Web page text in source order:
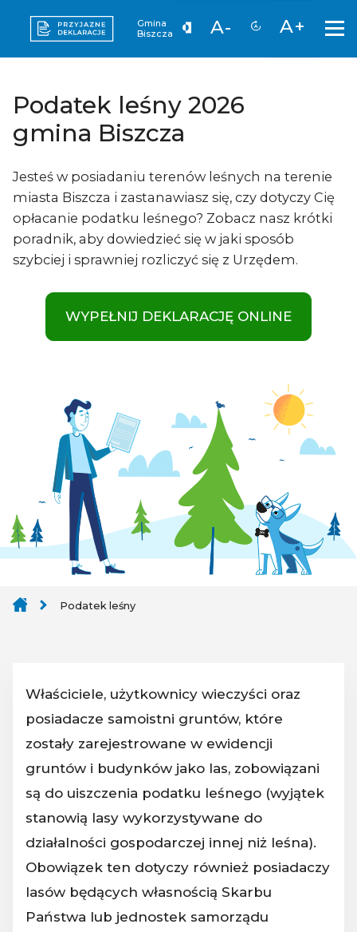
Gmina
Biszcza
A- A+
Podatek leśny 2026
gmina Biszcza
Jesteś w posiadaniu terenów leśnych na terenie
miasta Biszcza i zastanawiasz się, czy dotyczy Cię
opłacanie podatku leśnego? Zobacz nasz krótki
poradnik, aby dowiedzieć się w jaki sposób
szybciej i sprawniej rozliczyć się z Urzędem.
WYPEŁNIJ DEKLARACJĘ ONLINE
Podatek leśny
Właściciele, użytkownicy wieczyści oraz
posiadacze samoistni gruntów, które
zostały zarejestrowane w ewidencji
gruntów i budynków jako las, zobowiązani
są do uiszczenia podatku leśnego (wyjątek
stanowią lasy wykorzystywane do
działalności gospodarczej innej niż leśna).
Obowiązek ten dotyczy również posiadaczy
lasów będących własnością Skarbu
Państwa lub jednostek samorządu